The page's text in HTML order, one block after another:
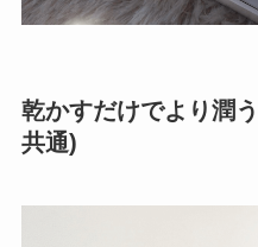
乾かすだけでより潤
共通)